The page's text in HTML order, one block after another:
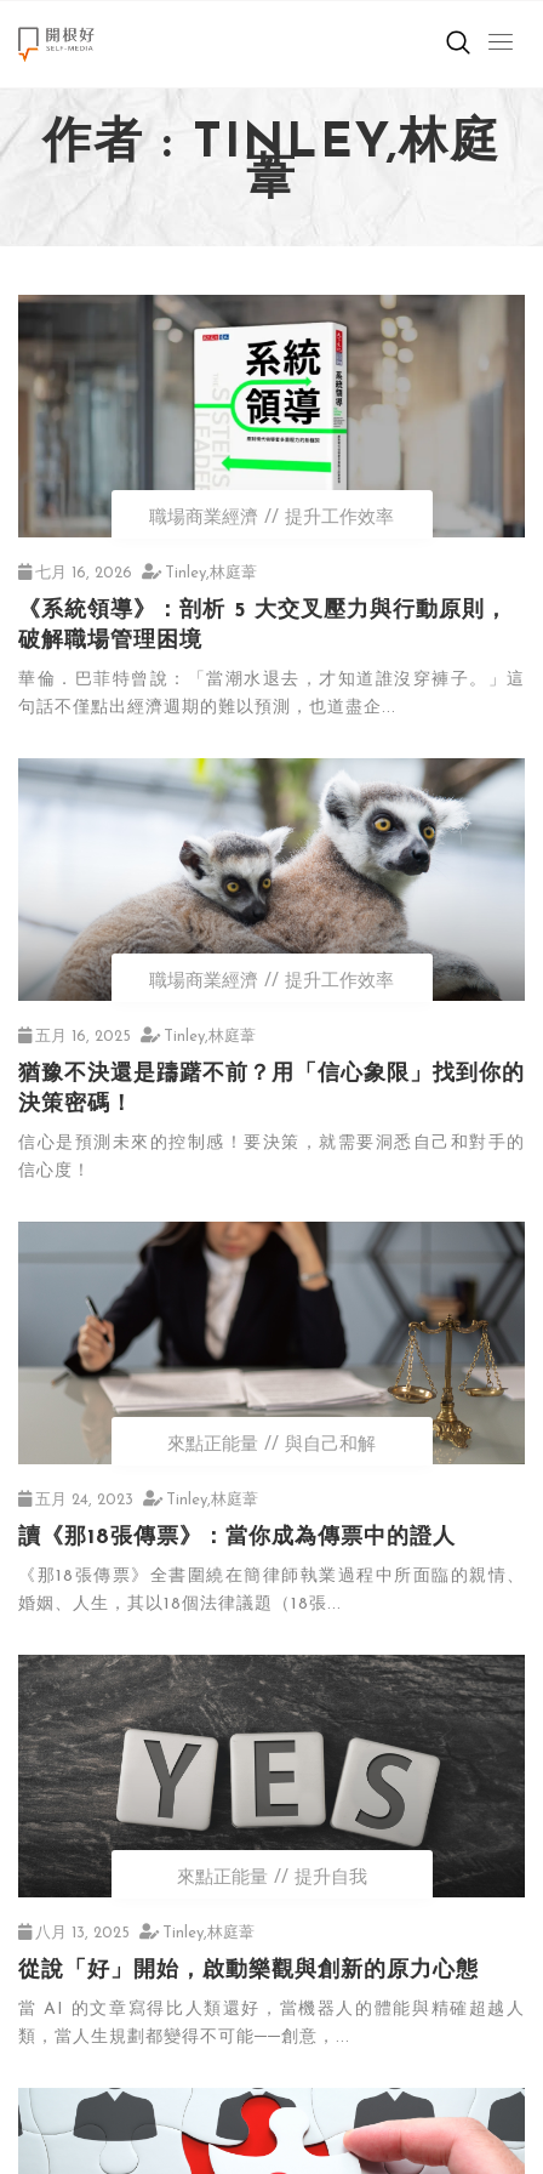
來點正能量
世界在想什麼
創造美好生活
職場商業經濟
影片專區
關於我們
作者 : TINLEY,林庭
葦
職場商業經濟 提升工作效率
七月 16, 2026 Tinley,林庭葦
《系統領導》：剖析 5 大交叉壓力與行動原則，
破解職場管理困境
華倫．巴菲特曾說：「當潮水退去，才知道誰沒穿褲子。」這
句話不僅點出經濟週期的難以預測，也道盡企...
職場商業經濟 提升工作效率
五月 16, 2025 Tinley,林庭葦
猶豫不決還是躊躇不前？用「信心象限」找到你的
決策密碼！
信心是預測未來的控制感！要決策，就需要洞悉自己和對手的
信心度！
來點正能量 與自己和解
五月 24, 2023 Tinley,林庭葦
讀《那18張傳票》：當你成為傳票中的證人
《那18張傳票》全書圍繞在簡律師執業過程中所面臨的親情、
婚姻、人生，其以18個法律議題（18張...
來點正能量 提升自我
八月 13, 2025 Tinley,林庭葦
從說「好」開始，啟動樂觀與創新的原力心態
當 AI 的文章寫得比人類還好，當機器人的體能與精確超越人
類，當人生規劃都變得不可能──創意，...